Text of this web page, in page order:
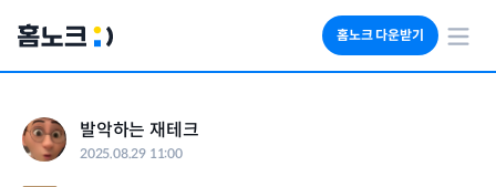
홈노크 다운받기
발악하는 재테크
2025.08.29 11:00